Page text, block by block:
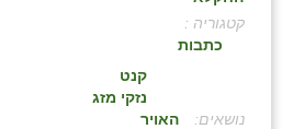
קטגוריה :
כתבות
:
קנט
נזקי מזג
האויר
בני ציון
בקעות